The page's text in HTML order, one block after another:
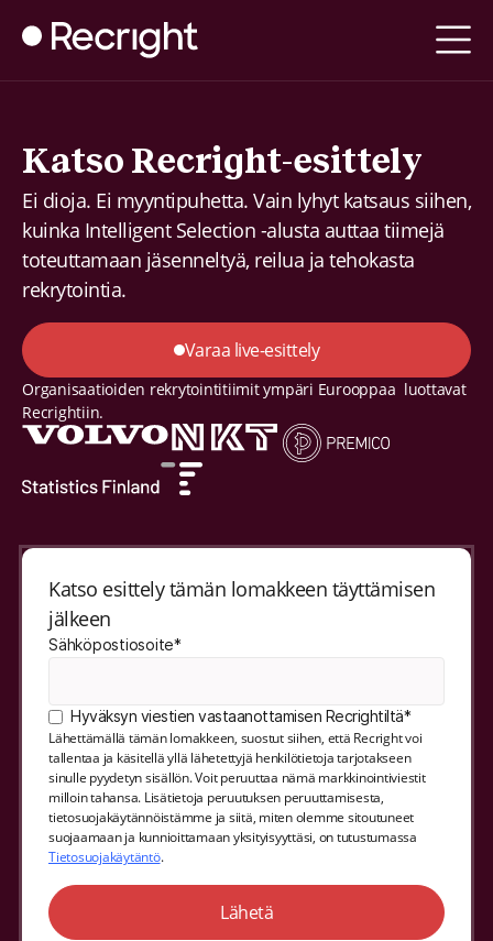
Katso Recright-esittely
Ei dioja. Ei myyntipuhetta. Vain lyhyt katsaus siihen,
kuinka Intelligent Selection -alusta auttaa tiimejä
toteuttamaan jäsenneltyä, reilua ja tehokasta
rekrytointia.
Varaa live-esittely
Organisaatioiden rekrytointitiimit ympäri Eurooppaa luottavat
Recrightiin.
Katso esittely tämän lomakkeen täyttämisen
jälkeen
Sähköpostiosoite*
Hyväksyn viestien vastaanottamisen Recrightiltä*
Lähettämällä tämän lomakkeen, suostut siihen, että Recright voi
tallentaa ja käsitellä yllä lähetettyjä henkilötietoja tarjotakseen
sinulle pyydetyn sisällön. Voit peruuttaa nämä markkinointiviestit
milloin tahansa. Lisätietoja peruutuksen peruuttamisesta,
tietosuojakäytännöistämme ja siitä, miten olemme sitoutuneet
suojaamaan ja kunnioittamaan yksityisyyttäsi, on tutustumassa
Tietosuojakäytäntö.